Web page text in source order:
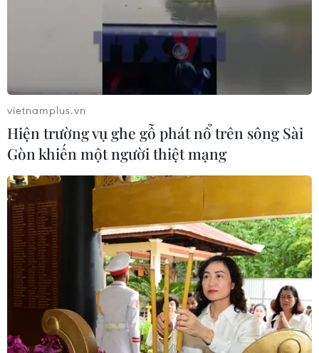
TIN CÙNG CHUYÊN MỤC
Vận tải biển toàn cầu tăng mạnh bất
chấp căng thẳng địa chính trị
09/08/2026 02:06
Canada chạy đua đạt thỏa thuận
trước khi thuế quan mới của Mỹ có
vietnamplus.vn
Hiện trường vụ ghe gỗ phát nổ trên sông Sài
Gòn khiến một người thiệt mạng